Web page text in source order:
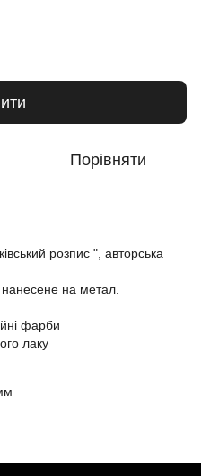
Порівняти
розпис ", авторська
на метал.
фарби
лаку